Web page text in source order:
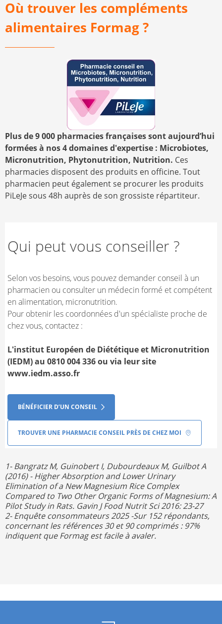
Où trouver les compléments
alimentaires Formag ?
Plus de 9 000 pharmacies françaises sont aujourd’hui
formées à nos 4 domaines d'expertise : Microbiotes,
Micronutrition, Phytonutrition, Nutrition. Ces
pharmacies disposent des produits en officine. Tout
pharmacien peut également se procurer les produits
PiLeJe sous 48h auprès de son grossiste répartiteur.
Qui peut vous conseiller ?
Selon vos besoins, vous pouvez demander conseil à un
pharmacien ou consulter un médecin formé et compétent
en alimentation, micronutrition.
Pour obtenir les coordonnées d'un spécialiste proche de
chez vous, contactez :
L'institut Européen de Diététique et Micronutrition
(IEDM) au 0810 004 336 ou via leur site
www.iedm.asso.fr
BÉNÉFICIER D’UN CONSEIL
TROUVER UNE PHARMACIE CONSEIL PRÈS DE CHEZ MOI
1- Bangratz M, Guinobert I, Dubourdeaux M, Guilbot A
(2016) - Higher Absorption and Lower Urinary
Elimination of a New Magnesium Rice Complex
Compared to Two Other Organic Forms of Magnesium: A
Pilot Study in Rats. Gavin J Food Nutrit Sci 2016: 23-27
2- Enquête consommateurs 2025 -Sur 152 répondants,
concernant les références 30 et 90 comprimés : 97%
indiquent que Formag est facile à avaler.